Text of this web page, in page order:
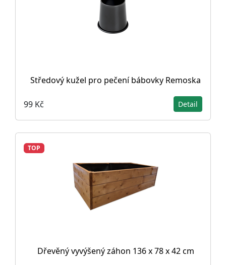
Středový kužel pro pečení bábovky Remoska
99 Kč Detail
TOP
Dřevěný vyvýšený záhon 136 x 78 x 42 cm